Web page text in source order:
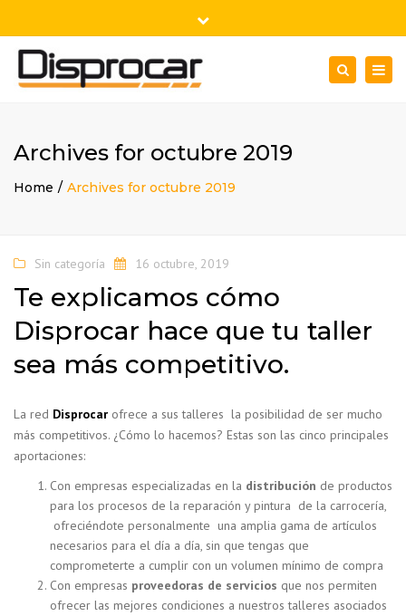
Plaza de la Concordia Nº6
Lu - Vi: 9:00h-18:00h
963 210 370
Close
top
Search
Archives for octubre 2019
Home Archives for octubre 2019
Sin categoría 16 octubre, 2019
Te explicamos cómo
Disprocar hace que tu taller
sea más competitivo.
La red Disprocar ofrece a sus talleres la posibilidad de ser mucho
más competitivos. ¿Cómo lo hacemos? Estas son las cinco principales
aportaciones:
Con empresas especializadas en la distribución de productos
para los procesos de la reparación y pintura de la carrocería,
ofreciéndote personalmente una amplia gama de artículos
necesarios para el día a día, sin que tengas que
comprometerte a cumplir con un volumen mínimo de compra
Con empresas proveedoras de servicios que nos permiten
ofrecer las mejores condiciones a nuestros talleres asociados